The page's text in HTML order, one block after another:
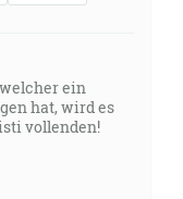
welcher ein
hat, wird es
vollenden!